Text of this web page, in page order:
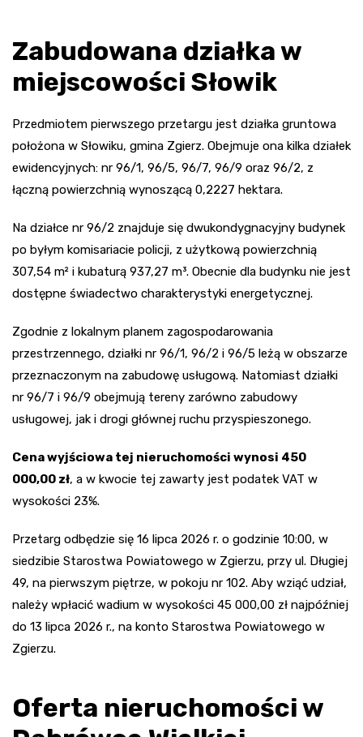
Zabudowana działka w
miejscowości Słowik
Przedmiotem pierwszego przetargu jest działka gruntowa
położona w Słowiku, gmina Zgierz. Obejmuje ona kilka działek
ewidencyjnych: nr 96/1, 96/5, 96/7, 96/9 oraz 96/2, z
łączną powierzchnią wynoszącą 0,2227 hektara.
Na działce nr 96/2 znajduje się dwukondygnacyjny budynek
po byłym komisariacie policji, z użytkową powierzchnią
307,54 m² i kubaturą 937,27 m³. Obecnie dla budynku nie jest
dostępne świadectwo charakterystyki energetycznej.
Zgodnie z lokalnym planem zagospodarowania
przestrzennego, działki nr 96/1, 96/2 i 96/5 leżą w obszarze
przeznaczonym na zabudowę usługową. Natomiast działki
nr 96/7 i 96/9 obejmują tereny zarówno zabudowy
usługowej, jak i drogi głównej ruchu przyspieszonego.
Cena wyjściowa tej nieruchomości wynosi 450
000,00 zł, a w kwocie tej zawarty jest podatek VAT w
wysokości 23%.
Przetarg odbędzie się 16 lipca 2026 r. o godzinie 10:00, w
siedzibie Starostwa Powiatowego w Zgierzu, przy ul. Długiej
49, na pierwszym piętrze, w pokoju nr 102. Aby wziąć udział,
należy wpłacić wadium w wysokości 45 000,00 zł najpóźniej
do 13 lipca 2026 r., na konto Starostwa Powiatowego w
Zgierzu.
Oferta nieruchomości w